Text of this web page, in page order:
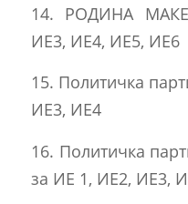
14. РОДИНА
ИЕ3, ИЕ4, ИЕ5, ИЕ6
15. Политичка
ИЕ3, ИЕ4
16. Политичка
за ИЕ 1, ИЕ2, ИЕ3,